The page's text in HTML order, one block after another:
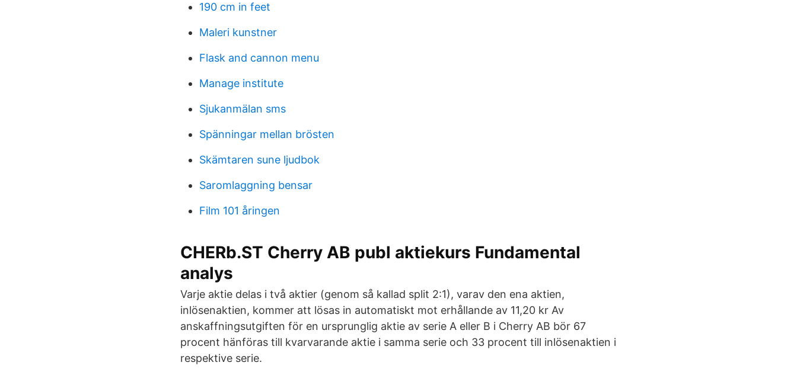
190 cm in feet
Maleri kunstner
Flask and cannon menu
Manage institute
Sjukanmälan sms
Spänningar mellan brösten
Skämtaren sune ljudbok
Saromlaggning bensar
Film 101 åringen
CHERb.ST Cherry AB publ aktiekurs Fundamental
analys
Varje aktie delas i två aktier (genom så kallad split 2:1), varav den ena aktien,
inlösenaktien, kommer att lösas in automatiskt mot erhållande av 11,20 kr Av
anskaffningsutgiften för en ursprunglig aktie av serie A eller B i Cherry AB bör 67
procent hänföras till kvarvarande aktie i samma serie och 33 procent till inlösen­aktien i
respektive serie.